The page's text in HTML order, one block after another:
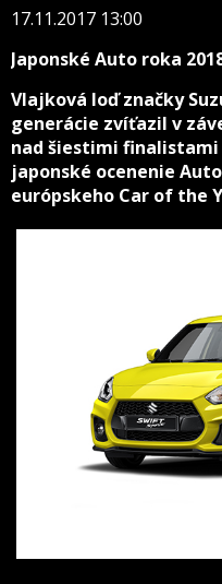
17.11.2017 13:00
Japonské Auto roka
Vlajková loď značky
generácie zvíťazil v
nad šiestimi
japonské ocenenie
európskeho Car of the